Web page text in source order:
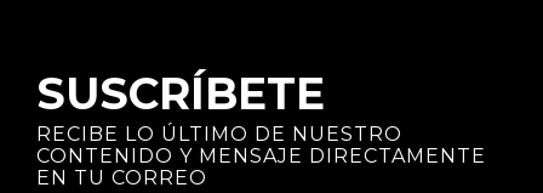
SUSCRÍBETE
RECIBE LO ÚLTIMO DE NUESTRO
CONTENIDO Y MENSAJE DIRECTAMENTE
EN TU CORREO